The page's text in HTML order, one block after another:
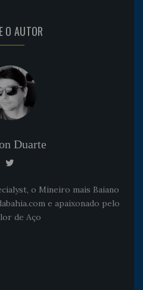
O AUTOR
Duarte
o Mineiro mais Baiano
e apaixonado pelo
de Aço